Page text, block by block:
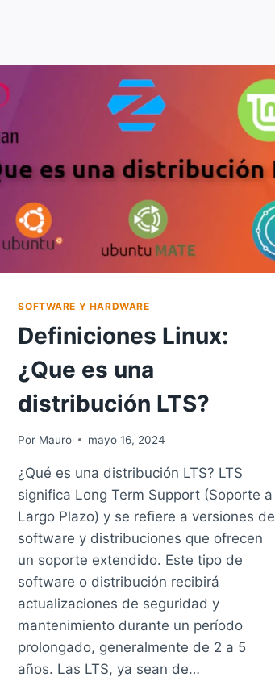
SOFTWARE Y HARDWARE
Definiciones Linux:
¿Que es una
distribución LTS?
Por Mauro mayo 16, 2024
¿Qué es una distribución LTS? LTS
significa Long Term Support (Soporte a
Largo Plazo) y se refiere a versiones de
software y distribuciones que ofrecen
un soporte extendido. Este tipo de
software o distribución recibirá
actualizaciones de seguridad y
mantenimiento durante un período
prolongado, generalmente de 2 a 5
años. Las LTS, ya sean de…